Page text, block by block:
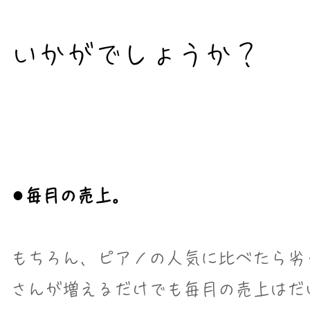
​いかがでしょうか？
⚫︎毎月の売上。
もちろん、ピアノの人気に比べたら
さんが増えるだけでも毎月の売上は